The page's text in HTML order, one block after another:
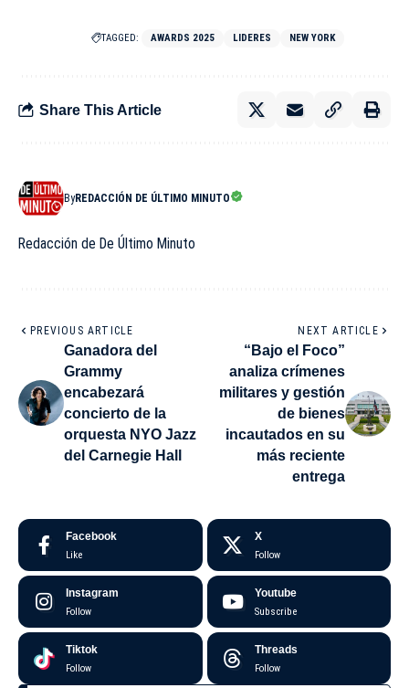
TAGGED: AWARDS 2025 LIDERES NEW YORK
Share This Article
ByREDACCIÓN DE ÚLTIMO MINUTO
Redacción de De Último Minuto
PREVIOUS ARTICLE
Ganadora del
Grammy
encabezará
concierto de la
orquesta NYO Jazz
del Carnegie Hall
NEXT ARTICLE
“Bajo el Foco”
analiza crímenes
militares y gestión
de bienes
incautados en su
más reciente
entrega
Facebook
Like
X
Follow
Instagram
Follow
Youtube
Subscribe
Tiktok
Follow
Threads
Follow